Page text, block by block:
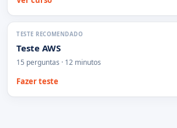
TESTE RECOMENDADO
Teste AWS
15 perguntas · 12 minutos
Fazer teste